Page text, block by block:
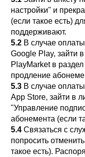
настройки" и
(если такое есть)
поддерживают.
5.2 В случае
Google Play, зайти
PlayMarket в
продление
5.3 В случае
App Store, зайти в
"Управление
абонемента (если
5.4 Связаться с
попросить
такое есть).